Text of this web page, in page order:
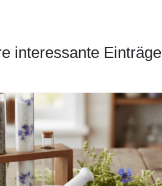
interessante Einträge